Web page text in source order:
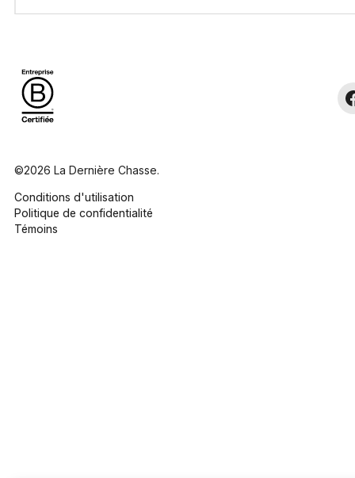
©2026 La Dernière Chasse.
Conditions d'utilisation
Politique de confidentialité
Témoins